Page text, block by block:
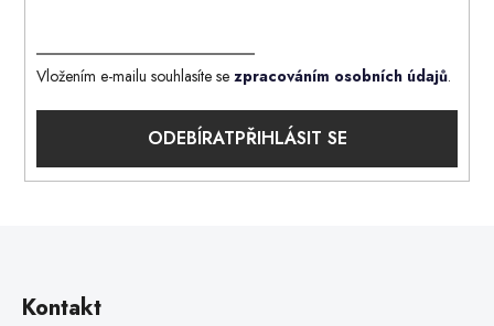
Vložením e-mailu souhlasíte se zpracováním osobních údajů.
PŘIHLÁSIT SE
Kontakt